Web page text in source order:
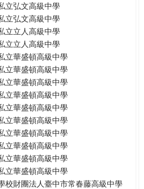
立弘文高級中學
立弘文高級中學
立立人高級中學
立立人高級中學
立華盛頓高級中學
立華盛頓高級中學
立華盛頓高級中學
立華盛頓高級中學
立華盛頓高級中學
立華盛頓高級中學
立華盛頓高級中學
立華盛頓高級中學
立華盛頓高級中學
立華盛頓高級中學
校財團法人臺中市常春藤高級中學